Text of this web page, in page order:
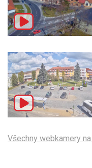
Všechny webkamery